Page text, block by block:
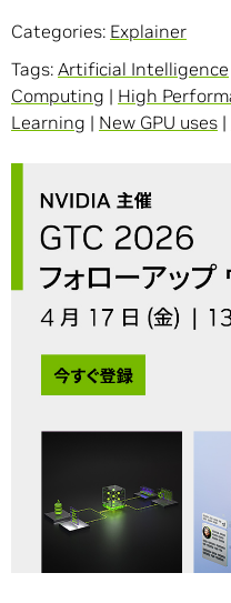
Categories: Explainer
Tags: Artificial Intelligence
Computing | High
Learning | New GPU uses |